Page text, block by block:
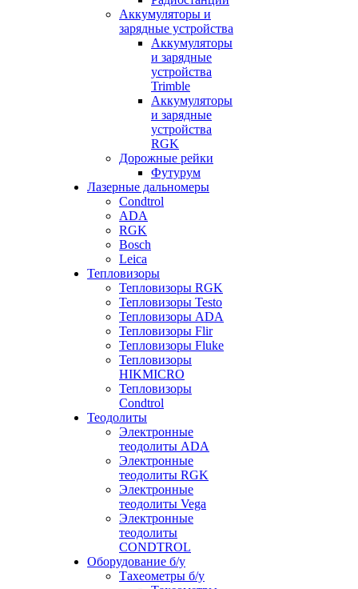
Аккумуляторы и
зарядные устройства
Аккумуляторы
и зарядные
устройства
Trimble
Аккумуляторы
и зарядные
устройства
RGK
Дорожные рейки
Футурум
Лазерные дальномеры
Condtrol
ADA
RGK
Bosch
Leica
Тепловизоры
Тепловизоры RGK
Тепловизоры Testo
Тепловизоры ADA
Тепловизоры Flir
Тепловизоры Fluke
Тепловизоры
HIKMICRO
Тепловизоры
Condtrol
Теодолиты
Электронные
теодолиты ADA
Электронные
теодолиты RGK
Электронные
теодолиты Vega
Электронные
теодолиты
CONDTROL
Оборудование б/у
Тахеометры б/у